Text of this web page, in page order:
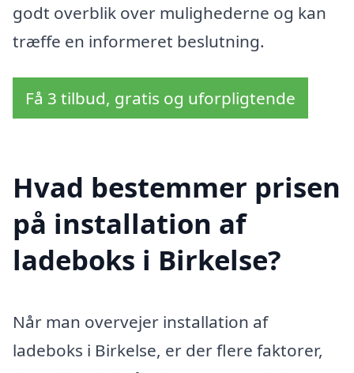
godt overblik over mulighederne og kan
træffe en informeret beslutning.
Få 3 tilbud, gratis og uforpligtende
Hvad bestemmer prisen
på installation af
ladeboks i Birkelse?
Når man overvejer installation af
ladeboks i Birkelse, er der flere faktorer,